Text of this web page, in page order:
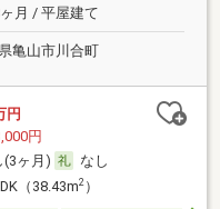
月 / 平屋建て
亀山市川合町
円
円
(3ヶ月)
なし
（38.43m2）